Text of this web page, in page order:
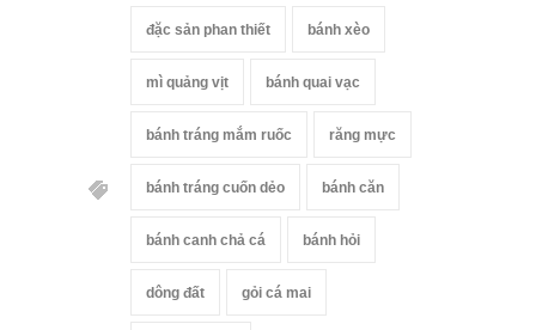
đặc sản phan thiết bánh xèo
mì quảng vịt bánh quai vạc
bánh tráng mắm ruốc răng mực
bánh tráng cuốn dẻo bánh căn
bánh canh chả cá bánh hỏi
dông đất gỏi cá mai